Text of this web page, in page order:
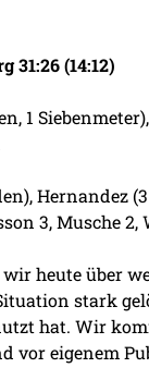
31:26 (14:12)
1
Hernandez
3, Musche 2,
wir heute über
stark
hat. Wir
vor eigenem